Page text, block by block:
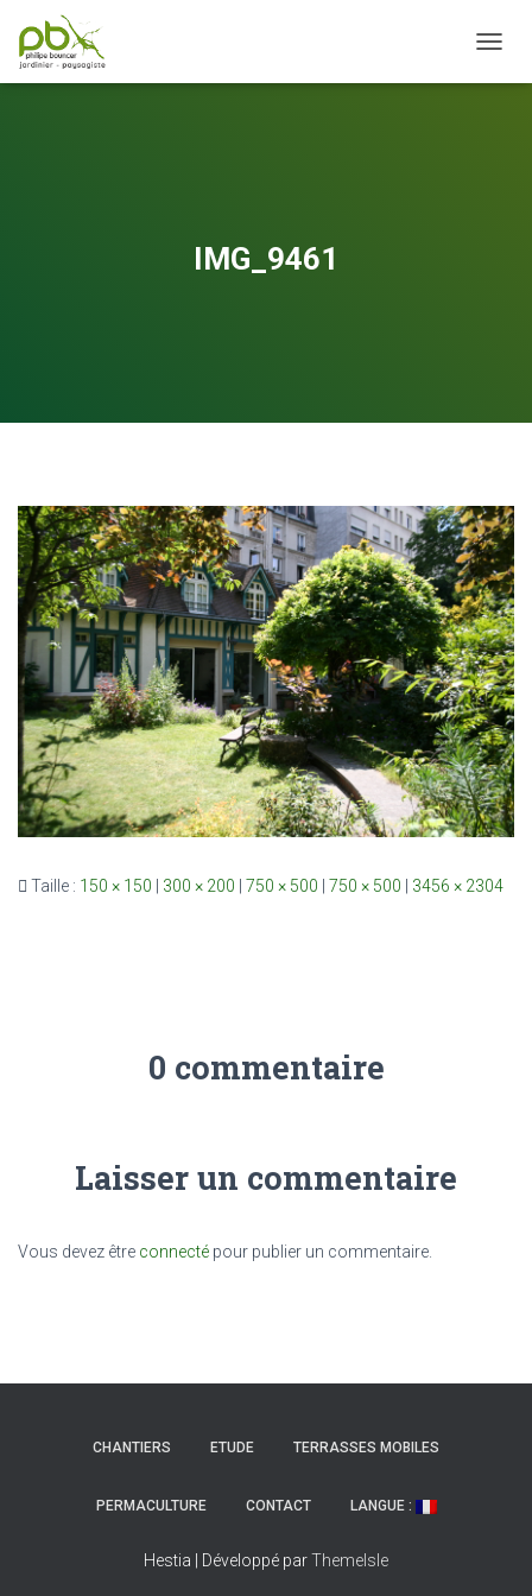
IMG_9461
Taille : 150 × 150 300 × 200 750 × 500 750 × 500 3456 × 2304
0 commentaire
Laisser un commentaire
Vous devez être connecté pour publier un commentaire.
CHANTIERS ETUDE TERRASSES MOBILES
PERMACULTURE CONTACT LANGUE :
Hestia | Développé parThemeIsle